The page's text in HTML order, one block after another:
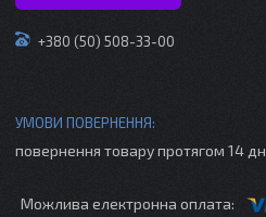
+380 (50) 508-33-00
повернення товару протягом 14